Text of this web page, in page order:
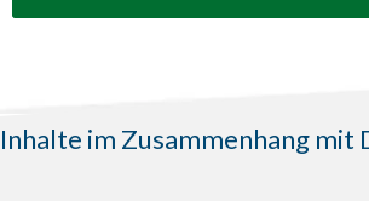
Inhalte im Zusammenhang